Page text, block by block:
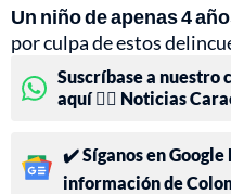
Un niño de apenas 4
por culpa de estos
Suscríbase a nuestro
aquí 👉🏻 Noticias
✔️ Síganos en
información de